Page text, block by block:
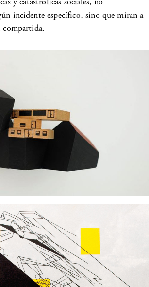
incidente específico, sino que miran a
compartida.